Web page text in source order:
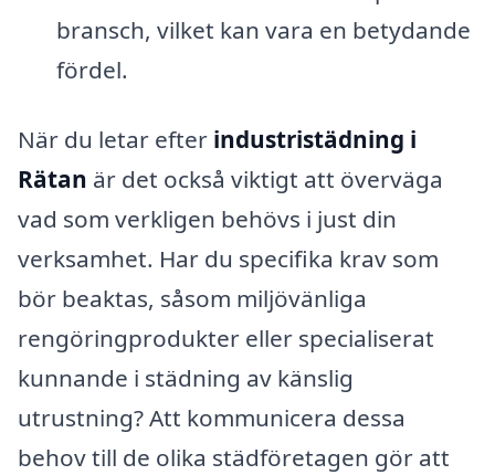
bransch, vilket kan vara en betydande
fördel.
När du letar efter industristädning i
Rätan är det också viktigt att överväga
vad som verkligen behövs i just din
verksamhet. Har du specifika krav som
bör beaktas, såsom miljövänliga
rengöringprodukter eller specialiserat
kunnande i städning av känslig
utrustning? Att kommunicera dessa
behov till de olika städföretagen gör att